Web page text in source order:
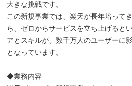
大きな挑戦です。
この新規事業では、楽天が長年培って
ら、ゼロからサービスを立ち上げると
アとスキルが、数千万人のユーザーに
となっています。
◆業務内容